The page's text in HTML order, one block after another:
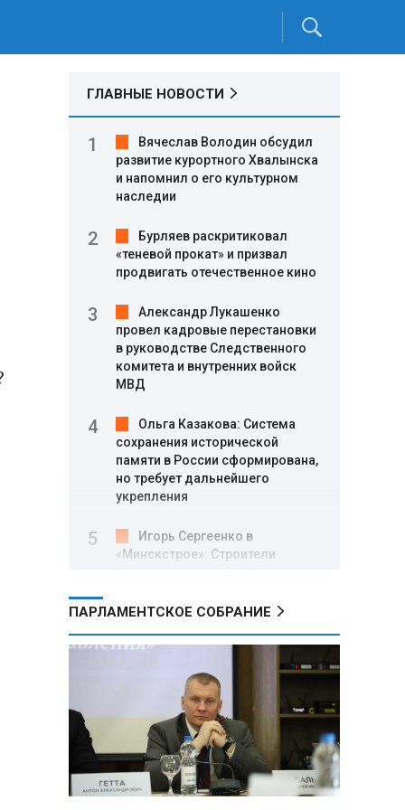
ГЛАВНЫЕ НОВОСТИ
Вячеслав Володин обсудил
развитие курортного Хвалынска
и напомнил о его культурном
наследии
Бурляев раскритиковал
«теневой прокат» и призвал
продвигать отечественное кино
Александр Лукашенко
провел кадровые перестановки
в руководстве Следственного
комитета и внутренних войск
МВД
Ольга Казакова: Система
сохранения исторической
памяти в России сформирована,
но требует дальнейшего
укрепления
Игорь Сергеенко в
«Минскстрое»: Строители
в улучшении охраны труда
МИД РФ: Поездка
Зеленского в США не принесла
ожидаемых результатов
Белорусские школьники
собрали первые «космические»
томаты из семян, побывавших
на орбите
ПАРЛАМЕНТСКОЕ СОБРАНИЕ